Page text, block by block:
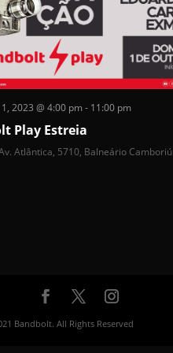
2023 @ 4:00 pm- 11:00 pm
Play Estreia
Atlântica, 5710, Balneário Camboriú
Bandbolt. All Rights Reserved